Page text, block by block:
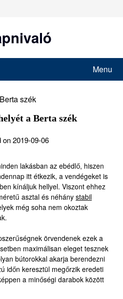
Menu
a Berta szék
on 2019-09-06
lakásban az ebédlő, hiszen
itt étkezik, a vendégeket is
kínáljuk hellyel. Viszont ehhez
asztal és néhány stabil
még soha nem okoztak
örvendenek ezek a
maximálisan eleget tesznek
bútorokkal akarja berendezni
időn keresztül megőrzik eredeti
a minőségi darabok között